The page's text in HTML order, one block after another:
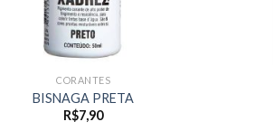
CORANTES
BISNAGA PRETA
R$7,90